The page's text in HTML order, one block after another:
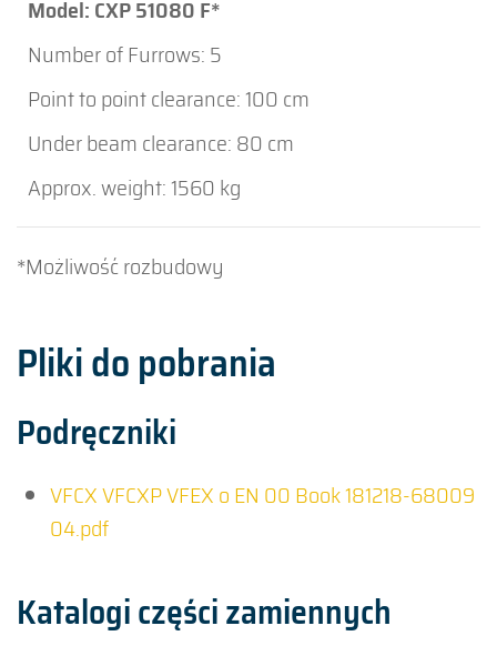
CXP 51080 F*
5
100 cm
80 cm
1560 kg
*Możliwość rozbudowy
Pliki do pobrania
Podręczniki
VFCX VFCXP VFEX o EN 00 Book 181218-68009
04.pdf
Katalogi części zamiennych